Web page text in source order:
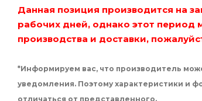
Данная позиция производится на
рабочих дней, однако этот
производства и доставки,
*Информируем вас, что производитель
уведомления. Поэтому характеристики и
отличаться от представленного.